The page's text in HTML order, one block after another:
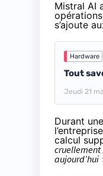
Mistral AI
s’ajoute
Hardware
Tout
Jeudi 21
Durant
calcul
cruellement
aujourd’hui